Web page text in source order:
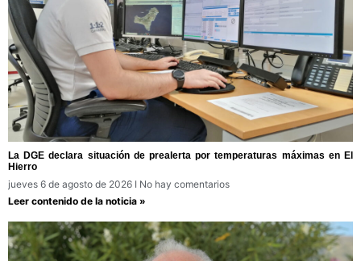
La DGE declara situación de prealerta por temperaturas máximas en El
Hierro
jueves 6 de agosto de 2026
No hay comentarios
Leer contenido de la noticia »